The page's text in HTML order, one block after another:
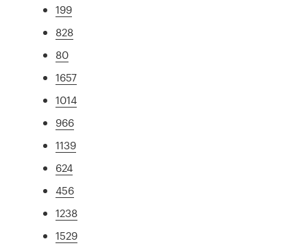
199
828
80
1657
1014
966
1139
624
456
1238
1529